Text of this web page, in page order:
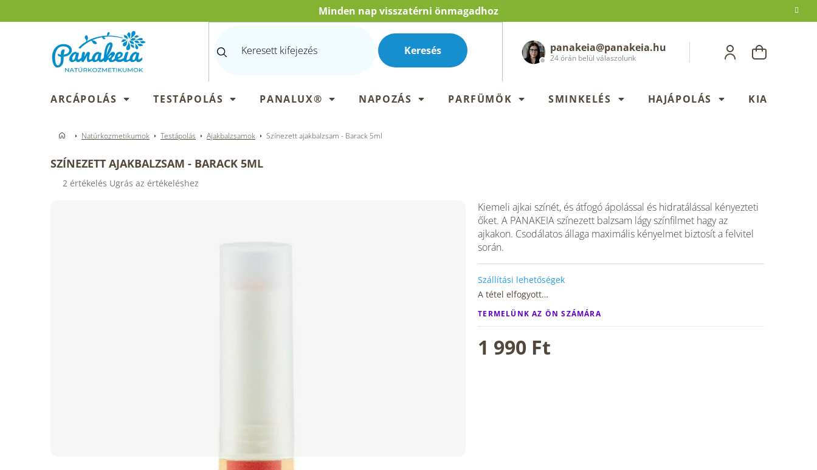
Minden nap visszatérni önmagadhoz
Keresés KOSÁR
panakeia@panakeia.hu
24 órán belül válaszolunk
ARCÁPOLÁS TESTÁPOLÁS PANALUX® NAPOZÁS PARFÜMÖK SMINKELÉS HAJÁPOLÁS KIADÁSOK
Natúrkozmetikumok Testápolás Ajakbalzsamok Színezett ajakbalzsam - Barack 5ml
SZÍNEZETT AJAKBALZSAM - BARACK 5ML
A
2 értékelés Ugrás az értékeléshez
1 990 Ft
TERMELÜNK AZ ÖN SZÁMÁRA
Szállítási lehetőségek
A tétel elfogyott…
Kiemeli ajkai színét, és átfogó ápolással és hidratálással kényezteti
őket. A PANAKEIA színezett balzsam lágy színfilmet hagy az
ajkakon. Csodálatos állaga maximális kényelmet biztosít a felvitel
során.